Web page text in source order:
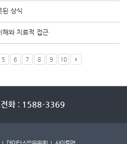
된 상식
해와 치료적 접근
5 6 7 8 9 10
전화 : 1588-3369